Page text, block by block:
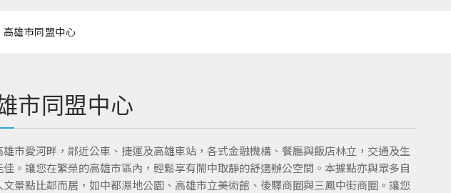
高雄市同盟中心
市同盟中心
雄市愛河畔，鄰近公車、捷運及高雄車站，各式金融機構、餐廳與飯店林立，交通及生
佳。讓您在繁榮的高雄市區內，輕鬆享有鬧中取靜的舒適辦公空間。本據點亦與眾多自
文景點比鄰而居，如中都濕地公園、高雄市立美術館、後驛商圈與三鳳中街商圈。讓您